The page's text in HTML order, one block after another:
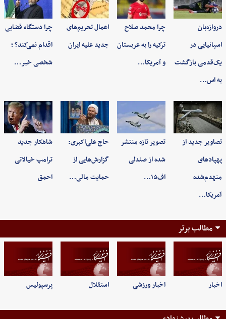
دروازه‌بان
اسپانیایی در
یک‌قدمی بازگشت
به اس…
چرا محمد صلاح
ترکیه را به عربستان
و آمریکا…
اعمال تحریم‌های
جدید علیه ایران
چرا دستگاه قضایی
اقدام نمی‌کند؟ ؛
شخصی خبر…
تصاویر جدید از
پهپادهای
منهدم‌شده
آمریکا…
تصویر تازه منتشر
شده از صندلی
اف۱۵…
حاج علی‌اکبری:
گزارش‌هایی از
حمایت مالی…
شاهکار جدید
ترامپ خیالاتی
احمق
مطالب برتر
اخبار اخبار ورزشی استقلال پرسپولیس